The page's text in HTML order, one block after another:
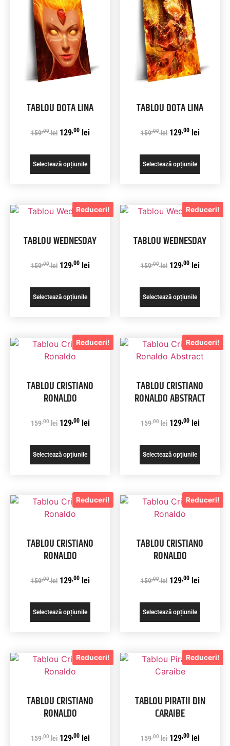
TABLOU DOTA LINA
159,00 lei 129,00 lei
Selectează opțiunile
TABLOU DOTA LINA
159,00 lei 129,00 lei
Selectează opțiunile
Reduceri!
TABLOU WEDNESDAY
159,00 lei 129,00 lei
Selectează opțiunile
Reduceri!
TABLOU WEDNESDAY
159,00 lei 129,00 lei
Selectează opțiunile
Reduceri!
TABLOU CRISTIANO
RONALDO
159,00 lei 129,00 lei
Selectează opțiunile
Reduceri!
TABLOU CRISTIANO
RONALDO ABSTRACT
159,00 lei 129,00 lei
Selectează opțiunile
Reduceri!
TABLOU CRISTIANO
RONALDO
159,00 lei 129,00 lei
Selectează opțiunile
Reduceri!
TABLOU CRISTIANO
RONALDO
159,00 lei 129,00 lei
Selectează opțiunile
Reduceri!
TABLOU CRISTIANO
RONALDO
159,00 lei 129,00 lei
Reduceri!
TABLOU PIRATII DIN
CARAIBE
159,00 lei 129,00 lei